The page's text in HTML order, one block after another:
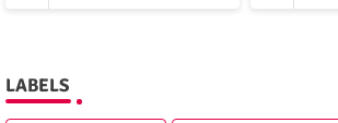
LABELS